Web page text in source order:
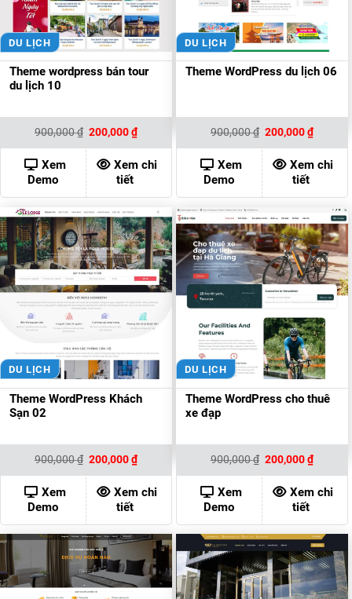
DU LỊCH
Theme wordpress bán tour
du lịch 10
900,000₫ Giá
là:
900,000 ₫.
200,000₫Giá
hiện
tại
là:
200,000 ₫.
Xem
Demo
Xem chi
tiết
DU LỊCH
Theme WordPress du lịch 06
900,000₫ Giá
là:
900,000 ₫.
200,000₫Giá
hiện
tại
là:
Xem
Demo
Xem chi
tiết
DU LỊCH
Theme WordPress Khách
Sạn 02
900,000₫ Giá
là:
900,000 ₫.
200,000₫Giá
hiện
tại
là:
200,000 ₫.
Xem
Demo
Xem chi
tiết
DU LỊCH
Theme WordPress cho thuê
xe đạp
900,000₫ Giá
là:
900,000 ₫.
200,000₫Giá
hiện
tại
là:
Xem
Demo
Xem chi
tiết